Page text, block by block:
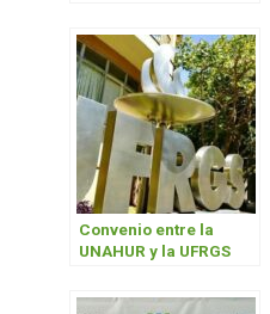
jardines y escuelas
primarias y
secundarias de
Hurlingham
Convenio entre la
UNAHUR y la UFRGS